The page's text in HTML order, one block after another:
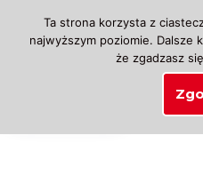
Przejdź
Ta strona korzysta z
najwyższym poziomie. Dalsze
że zgadzasz